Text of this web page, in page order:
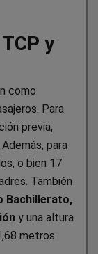
y
como
Para
previa,
para
o bien 17
También
Bachillerato,
y una altura
metros